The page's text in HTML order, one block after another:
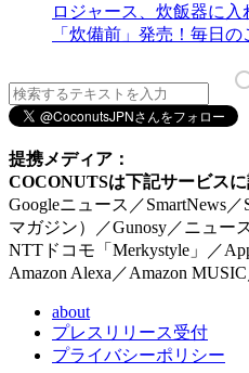
ロジャース、炊飯器に
「炊備前」発売！毎日
提携メディア：
COCONUTSは下記サービス
Googleニュース／SmartNews／
マガジン）／Gunosy／ニュー
NTTドコモ「Merkystyle」／
Amazon Alexa／Amazon
about
プレスリリース受付
プライバシーポリシー